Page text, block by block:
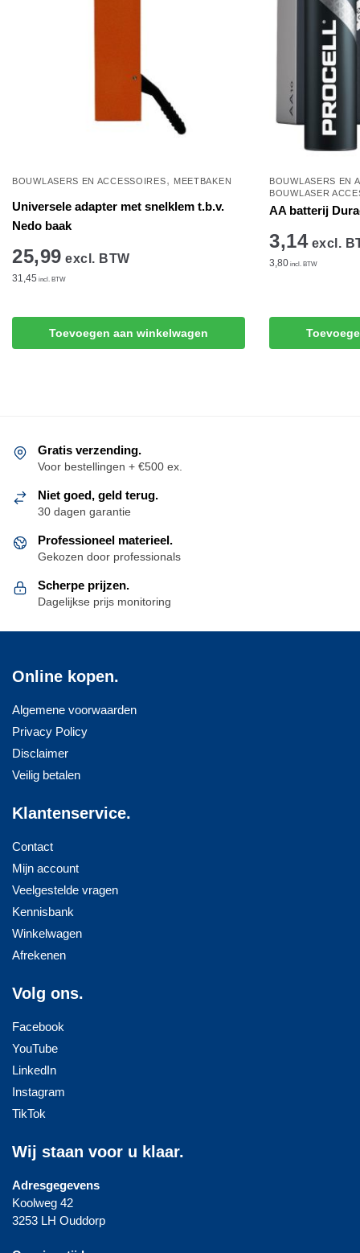
BOUWLASERS EN ACCESSOIRES, MEETBAKEN
Universele adapter met snelklem t.b.v.
Nedo baak
25,99 excl. BTW
31,45 incl. BTW
Toevoegen aan winkelwagen
BOUWLASERS EN
BOUWLASER
AA batterij
3,14excl.
3,80 incl. BTW
Gratis verzending.
Voor bestellingen + €500 ex.
Niet goed, geld terug.
30 dagen garantie
Professioneel materieel.
Gekozen door professionals
Scherpe prijzen.
Dagelijkse prijs monitoring
Online kopen.
Algemene voorwaarden
Privacy Policy
Disclaimer
Veilig betalen
Klantenservice.
Contact
Mijn account
Veelgestelde vragen
Kennisbank
Winkelwagen
Afrekenen
Volg ons.
Facebook
YouTube
LinkedIn
Instagram
TikTok
Wij staan voor u klaar.
Adresgegevens
Koolweg 42
3253 LH Ouddorp